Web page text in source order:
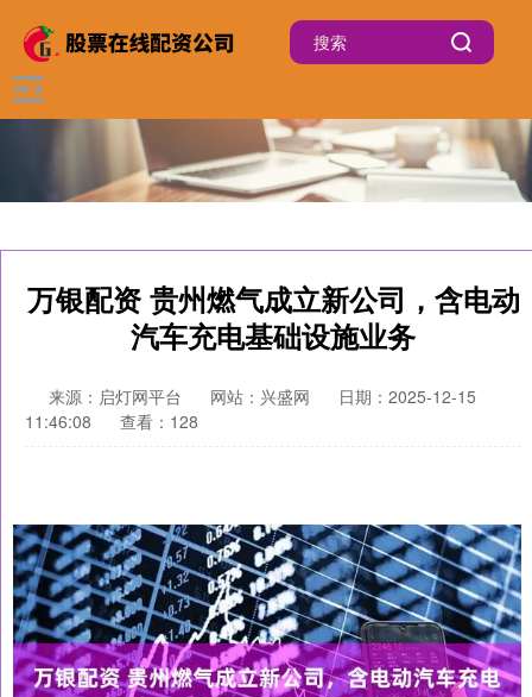
万银配资 贵州燃气成立新公司，含电动
汽车充电基础设施业务
来源：启灯网平台 网站：兴盛网
日期：2025-12-15
11:46:08
查看：128